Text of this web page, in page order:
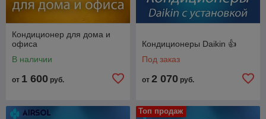
Кондиционер для дома и
офиса
В наличии
от 1 600 руб.
Кондиционеры Daikin 👍
Под заказ
от 2 070 руб.
Топ продаж